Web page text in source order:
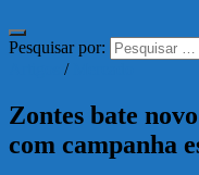
Pesquisar por:
/
Zontes bate
com campanha